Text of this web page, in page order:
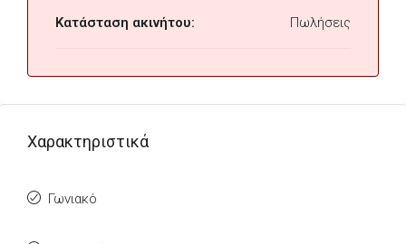
Κατάσταση ακινήτου: Πωλήσεις
Χαρακτηριστικά
Γωνιακό